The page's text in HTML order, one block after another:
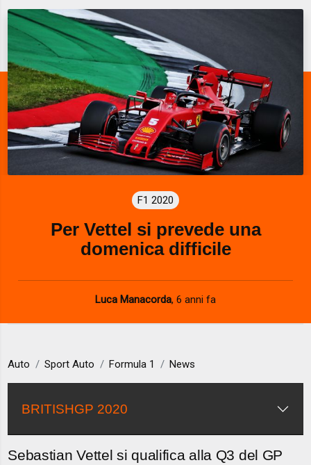
F1 2020
Per Vettel si prevede una
domenica difficile
Luca Manacorda, 6 anni fa
Auto Sport Auto Formula 1 News
BRITISHGP 2020
Sebastian Vettel si qualifica alla Q3 del GP